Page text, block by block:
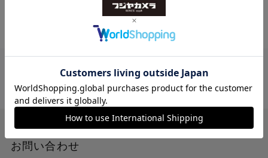
（税込） 以上 から 送料無料
お問い合わせ